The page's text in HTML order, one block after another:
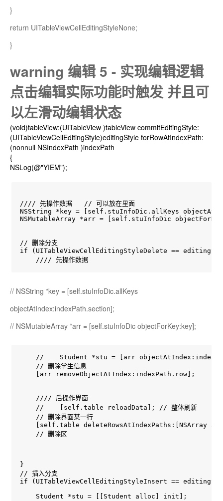
}
return UITableViewCellEditingStyleNone;
}
warning 编辑 5 - 实现编辑逻辑
点击编辑实际功能时触发 并且可
以左滑动编辑状态
(void)tableView:(UITableView )tableView commitEditingStyle:
(UITableViewCellEditingStyle)editingStyle forRowAtIndexPath:
(nonnull NSIndexPath )indexPath
{
NSLog(@"YIEM");
//// 先操作数据   // 可以放在里面
NSString *key = [self.stuInfoDic.allKeys
NSMutableArray *arr = [self.stuInfoDic
// 删除分支
if (UITableViewCellEditingStyleDelete ==
    //// 先操作数据
// NSString *key = [self.stuInfoDic.allKeys
objectAtIndex:indexPath.section];
// NSMutableArray *arr = [self.stuInfoDic objectForKey:key];
//    Student *stu = [arr
    // 删除学生信息
    [arr removeObjectAtIndex:indexPath.row];
    //// 后操作界面
    //    [self.table reloadData]; // 整体刷新
    // 删除界面某一行
[self.table deleteRowsAtIndexPaths:[NSArray
    // 删除区
}
// 插入分支
if (UITableViewCellEditingStyleInsert ==
    Student *stu = [[Student alloc] init];